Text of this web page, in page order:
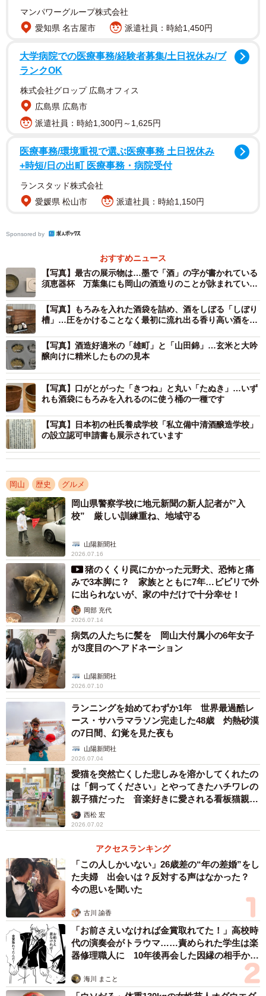
酒をテーマに特別展を開くとは驚きだ。2回の展覧会場の入
り口には慶事でよく見る四斗樽（たる）がずらり。協力す
への期待もうかがえる。
博物館らしく、まずは岡山の酒の歴史をたどる。最古の
展示物は岡山市の百間川原尾島遺跡から出土した須恵器杯
で、墨で「酒」の字が書かれている。また、奈良時代に成
立した最古の和歌集・万葉集に収録された、丹生女王が大
宰府（現福岡県）の長官大伴旅人に贈った歌に「古人の
食（たま）へしめたる 吉備の酒 病めばすべなし 貫簀
（ぬきす）賜らむ」とある。奈良といえば、平城京には酒
を造る役所「造酒司」が置かれ、春日大社にも酒殿があっ
た。なのに、わざわざ「吉備の酒」と詠まれていることか
ら、奈良時代に岡山で酒が造られ、平城京にも名声がとど
ろいていたことが分かる。
3/7
口がとがった「きつね」と丸い「たぬき」。いずれも酒袋にもろみを入
れるのに使う桶の一種
中世の資料は乏しいが、近世になると現在の岡山市、矢
掛町、和気町など県内各地で酒を醸造していた記録が残
る。この時代に清酒の製法もおおむね確立したそうだ。展
示室には酒造りの道具もそろう。圧倒的な存在感を放つ
「六尺桶」（重量約300キロ）はもろみ仕込みに使うもの。
そのほか、洗米、蒸米、こうじ造り、もと造りなど各工程
に独特の道具がある。同じ酒袋にもろみを入れる桶でも、
先がとがったのは「きつね」で、丸いのは「たぬき」とい
うのは面白い。もろみから酒をしぼるのに使う「しぼり
槽」は1階に置かれていたが、重量500キロ以上とさすがに
巨大すぎて展示室には入らなかったとか。水も漏らさぬ緻
密な造りは「ふね」と呼ばれるだけのことはある。
4/7
マンパワーグループ株式会社
愛知県 名古屋市
派遣社員：時給1,450円
大学病院での医療事務/経験者募集/土日祝休み/ブ
ランクOK
株式会社グロップ 広島オフィス
広島県 広島市
派遣社員：時給1,300円～1,625円
医療事務/環境重視で選ぶ医療事務 土日祝休み
+時短/日の出町 医療事務・病院受付
ランスタッド株式会社
愛媛県 松山市
派遣社員：時給1,150円
Sponsored by
おすすめニュース
【写真】最古の展示物は…墨で「酒」の字が書かれている
須恵器杯 万葉集にも岡山の酒造りのことが詠まれている
【写真】もろみを入れた酒袋を詰め、酒をしぼる「しぼり
槽」…圧をかけることなく最初に流れ出る香り高い酒を
【写真】酒造好適米の「雄町」と「山田錦」…玄米と大吟
醸向けに精米したものの見本
【写真】口がとがった「きつね」と丸い「たぬき」…いず
れも酒袋にもろみを入れるのに使う桶の一種です
【写真】日本初の杜氏養成学校「私立備中清酒醸造学校」
の設立認可申請書も展示されています
岡山 歴史 グルメ
岡山県警察学校に地元新聞の新人記者が”入
校” 厳しい訓練重ね、地域守る
山陽新聞社
2026.07.16
猪のくくり罠にかかった元野犬、恐怖と痛
みで3本脚に？ 家族とともに7年…ビビリで外
に出られないが、家の中だけで十分幸せ！
岡部 充代
2026.07.14
病気の人たちに髪を 岡山大付属小の6年女子
が3度目のヘアドネーション
山陽新聞社
2026.07.10
ランニングを始めてわずか1年 世界最過酷レ
ース・サハラマラソン完走した48歳 灼熱砂漠
の7日間、幻覚を見た夜も
山陽新聞社
2026.07.04
愛猫を突然亡くした悲しみを溶かしてくれたの
は「飼ってください」とやってきたハチワレの
親子猫だった 音楽好きに愛される看板猫親子
が迎えてくれるレコードショップ
西松 宏
2026.07.02
アクセスランキング
「この人しかいない」26歳差の“年の差婚”をし
た夫婦 出会いは？反対する声はなかった？
今の思いを聞いた
古川 諭香
「お前さえいなければ金賞取れてた！」高校時
代の演奏会がトラウマ……責められた学生は楽
器修理職人に 10年後再会した因縁の相手から
海川 まこと